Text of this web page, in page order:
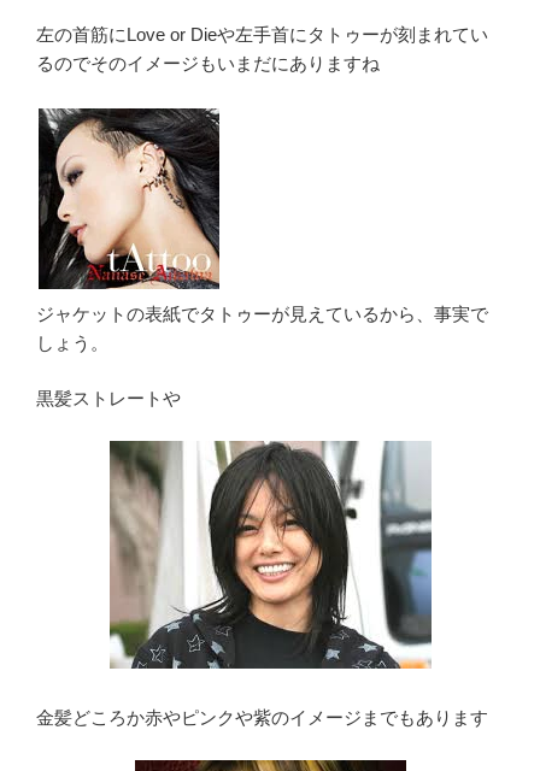
左の首筋にLove or Dieや左手首にタトゥーが刻まれてい
るのでそのイメージもいまだにありますね
ジャケットの表紙でタトゥーが見えているから、事実で
しょう。
黒髪ストレートや
金髪どころか赤やピンクや紫のイメージまでもあります